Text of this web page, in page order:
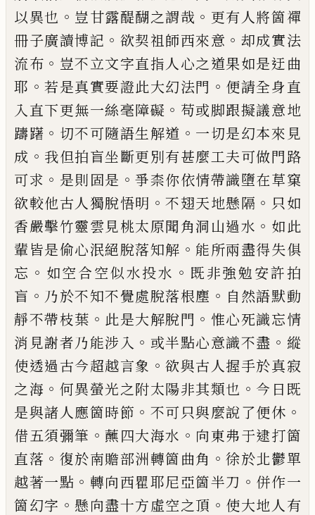
以異也 。 豈甘露醍醐之謂哉 。 更有人將箇禪
冊子廣讀博記 。 欲契祖師西來意 。 却成實法
流布 。 豈不立文字直指人心之道果如是迂曲
耶 。若是真實要證此大幻法門 。 便請全身直
入直下更無一絲毫障礙 。 苟或脚跟擬議意地
躊躇 。 切不可隨語生解道 。 一切是幻本來見
成 。 我但拍盲坐斷更別有甚麼工夫可做門路
可求 。 是則固是 。爭柰你依情帶識墮在草窠
欲較他古人獨脫悟明 。不翅天地懸隔 。 只如
香嚴擊竹靈雲見桃太原聞角洞山過水 。 如此
輩皆是偷心泯絕脫落知解 。 能所兩盡得失俱
忘 。 如空合空似水投水 。 既非強勉安許拍
盲 。 乃於不知不覺處脫落根塵 。 自然語默動
靜不帶枝葉 。 此是大解脫門 。 惟心死識忘情
消見謝者乃能涉入 。 或半點心意識不盡 。 縱
使透過古今超越言象 。欲與古人握手於真寂
之海 。 何異螢光之附太陽非其類也 。 今日既
是與諸人應箇時節 。 不可只與麼說了便休 。
借五須彌筆 。蘸四大海水 。 向東弗于逮打箇
直落 。 復於南贍部洲轉箇曲角 。徐於北鬱單
越著一點 。 轉向西瞿耶尼亞箇半刀 。 併作一
箇幻字 。懸向盡十方虛空之頂 。 使大地人有